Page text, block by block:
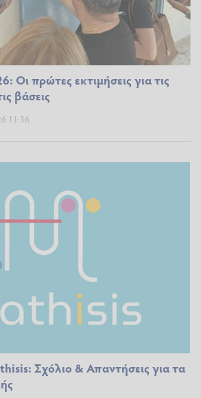
Οι πρώτες εκτιμήσεις για τις
βάσεις
11:36
Σχόλιο & Απαντήσεις για τα